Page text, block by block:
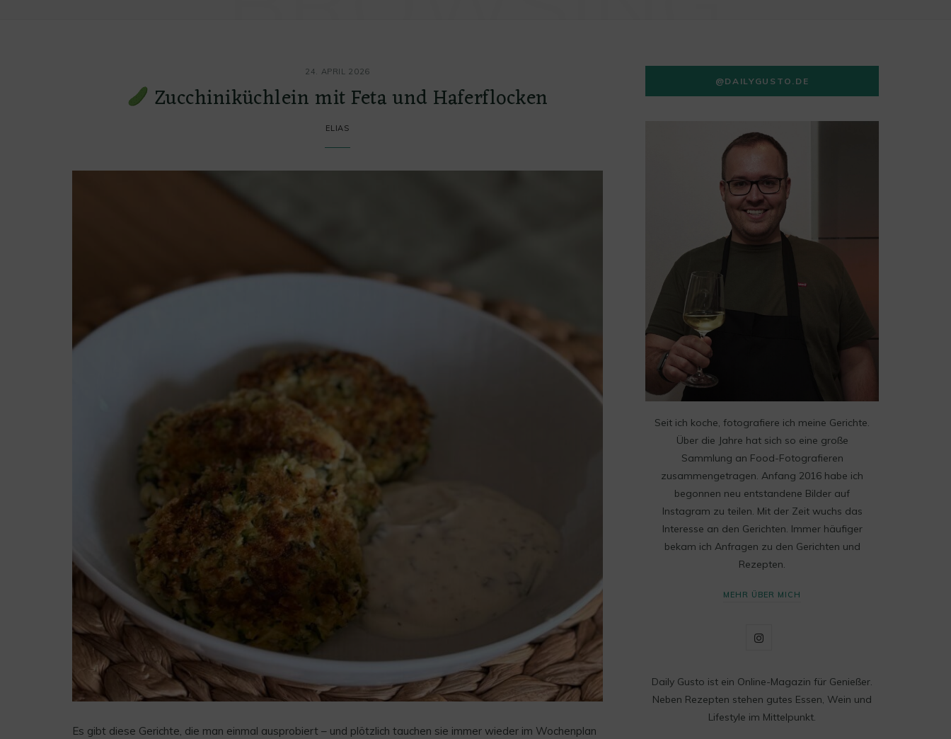
24. APRIL 2026
Zucchiniküchlein mit Feta und Haferflocken
ELIAS
Es gibt diese Gerichte, die man einmal ausprobiert – und plötzlich tauchen sie immer wieder im Wochenplan
@DAILYGUSTO.DE
Seit ich koche, fotografiere ich meine Gerichte.
Über die Jahre hat sich so eine große
Sammlung an Food-Fotografieren
zusammengetragen. Anfang 2016 habe ich
begonnen neu entstandene Bilder auf
Instagram zu teilen. Mit der Zeit wuchs das
Interesse an den Gerichten. Immer häufiger
bekam ich Anfragen zu den Gerichten und
Rezepten.
MEHR ÜBER MICH
I
s
t
Daily Gusto ist ein Online-Magazin für Genießer.
Neben Rezepten stehen gutes Essen, Wein und
Lifestyle im Mittelpunkt.